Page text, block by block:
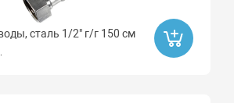
сталь 1/2" г/г 150 см